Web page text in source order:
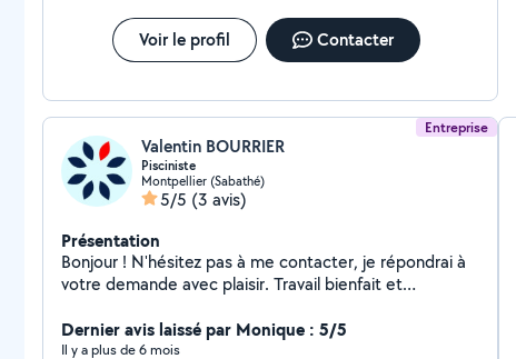
Voir le profil Contacter
Entreprise
Valentin BOURRIER
Pisciniste
Montpellier (Sabathé)
5/5 (3 avis)
Présentation
Bonjour ! N'hésitez pas à me contacter, je répondrai à
votre demande avec plaisir. Travail bienfait et
Dernier avis laissé par Monique : 5/5
Il y a plus de 6 mois